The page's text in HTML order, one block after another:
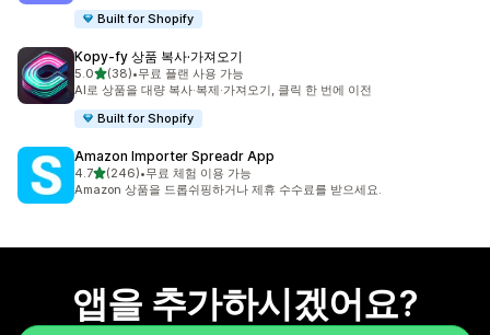
Built for Shopify
Kopy‑fy 상품 복사·가져오기
5.0별 5개 중
(38)
총 리뷰 38개
•무료 플랜 사용 가능
AI로 상품을 대량 복사·복제·가져오기, 클릭 한 번에 이전
Built for Shopify
Amazon Importer Spreadr App
4.7별 5개 중
(246)
총 리뷰 246개
•무료 체험 이용 가능
Amazon 상품을 드롭쉬핑하거나 제휴 수수료를 받으세요.
앱을 추가하시겠어요?